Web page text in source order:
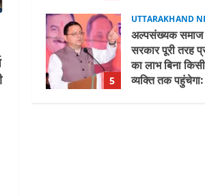
5
UTTARAKHAND
अल्पसंख्यक समाज
सरकार पूरी तरह
का लाभ बिना
व्यक्ति तक पहुंचेगा: